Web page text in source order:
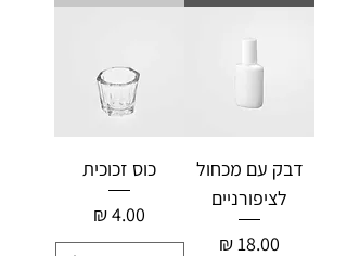
דבק עם מכחול
לציפורניים
מחיר
כוס זכוכית
מחיר